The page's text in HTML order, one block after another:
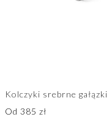
Kolczyki srebrne gałązki
Od 385 zł